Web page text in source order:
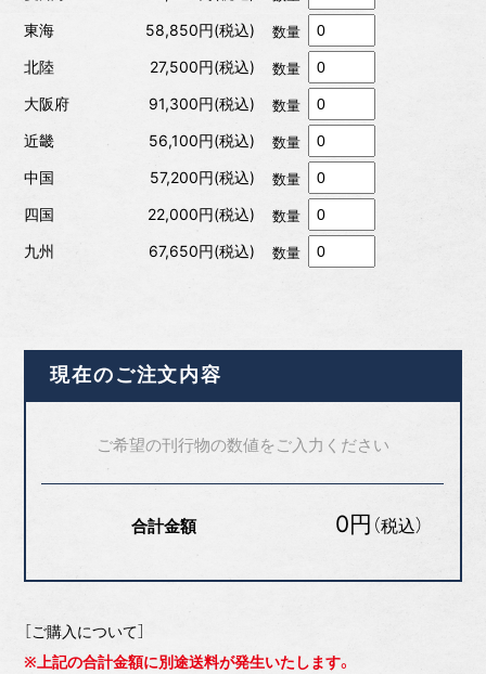
東海 58,850円(税込) 数量
北陸 27,500円(税込) 数量
大阪府 91,300円(税込) 数量
近畿 56,100円(税込) 数量
中国 57,200円(税込) 数量
四国 22,000円(税込) 数量
九州 67,650円(税込) 数量
現在のご注文内容
ご希望の刊行物の数値をご入力ください
合計金額 0円 （税込）
［ご購入について］
※上記の合計金額に別途送料が発生いたします。